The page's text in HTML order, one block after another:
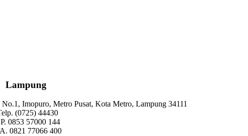
Lampung
Imopuro, Metro Pusat, Kota Metro, Lampung 34111
(0725) 44430
0853 57000 144
0821 77066 400